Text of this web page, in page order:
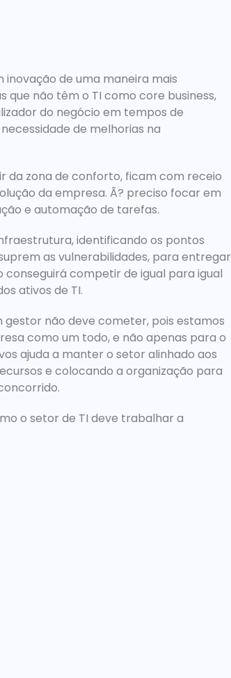
de uma maneira mais
que não têm o TI como core business,
do negócio em tempos de
de melhorias na
da zona de conforto, ficam com receio
da empresa. Ã? preciso focar em
e automação de tarefas.
identificando os pontos
as vulnerabilidades, para entregar
competir de igual para igual
ativos de TI.
gestor não deve cometer, pois estamos
como um todo, e não apenas para o
ajuda a manter o setor alinhado aos
e colocando a organização para
o setor de TI deve trabalhar a